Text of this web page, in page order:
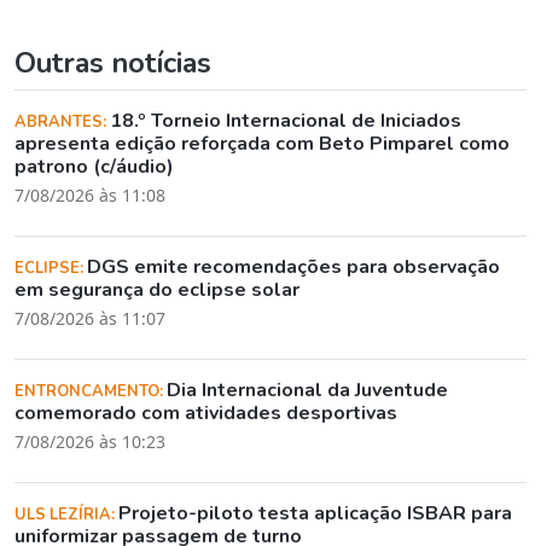
Outras notícias
ABRANTES: 18.º Torneio Internacional de Iniciados
apresenta edição reforçada com Beto Pimparel como
patrono (c/áudio)
7/08/2026 às 11:08
ECLIPSE: DGS emite recomendações para observação
em segurança do eclipse solar
7/08/2026 às 11:07
ENTRONCAMENTO: Dia Internacional da Juventude
comemorado com atividades desportivas
7/08/2026 às 10:23
ULS LEZÍRIA: Projeto-piloto testa aplicação ISBAR para
uniformizar passagem de turno